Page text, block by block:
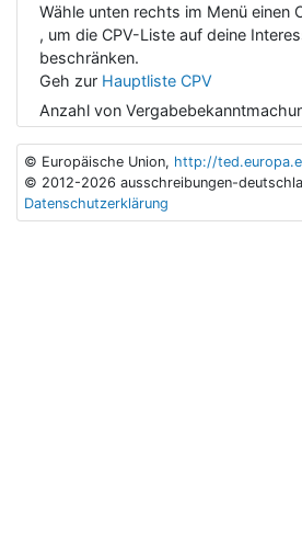
Wähle unten rechts im Menü einen
, um die CPV-Liste auf deine
beschränken.
Geh zur Hauptliste CPV
Anzahl von
© Europäische Union, http://
© 2012-2026 ausschreibungen-
Datenschutzerklärung